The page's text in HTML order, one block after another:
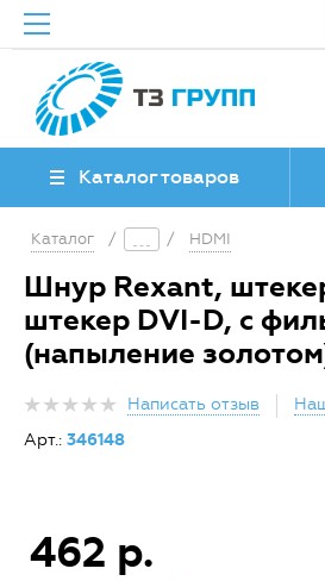
Каталог товаров
Каталог / / HDMI
Шнур Rexant,
штекер DVI-D, с
(напыление
Написать отзыв
Арт.: 346148
462 р.